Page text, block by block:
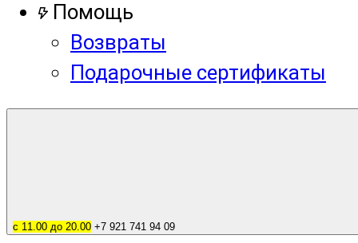
Помощь
Возвраты
Подарочные сертификаты
с 11.00 до 20.00 +7 921 741 94 09